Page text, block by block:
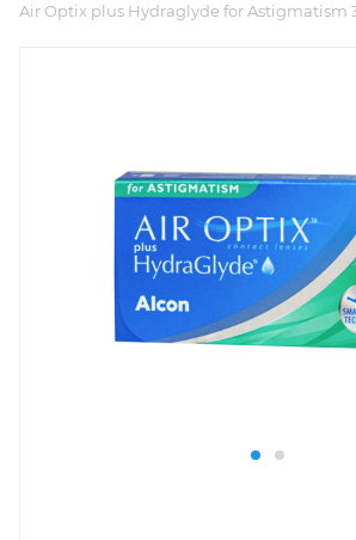
Air Optix plus Hydraglyde for Astigmatism